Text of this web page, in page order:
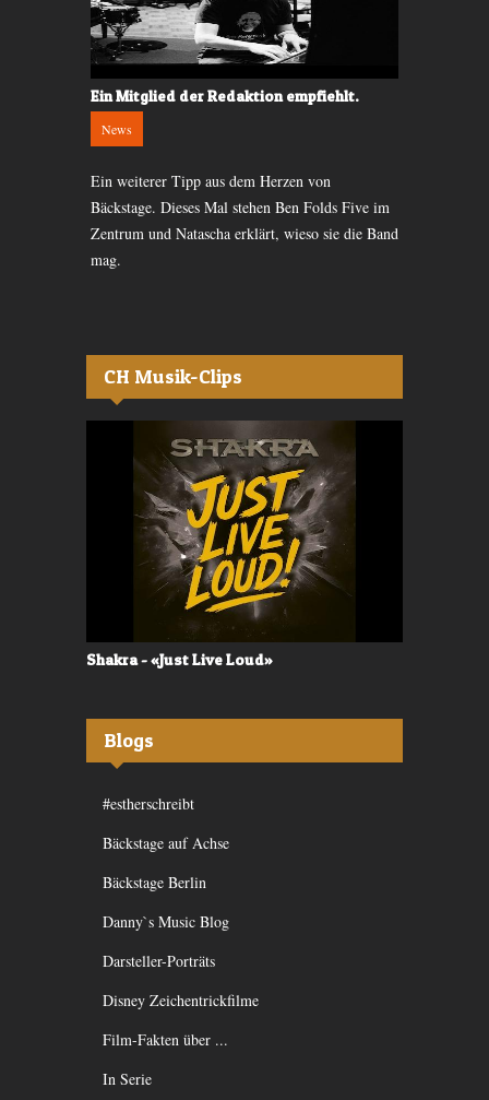
Ein Mitglied der Redaktion empfiehlt.
News
Ein weiterer Tipp aus dem Herzen von
Bäckstage. Dieses Mal stehen Ben Folds Five im
Zentrum und Natascha erklärt, wieso sie die Band
mag.
CH Musik-Clips
Shakra - «Just Live Loud»
Blogs
#estherschreibt
Bäckstage auf Achse
Bäckstage Berlin
Danny`s Music Blog
Darsteller-Porträts
Disney Zeichentrickfilme
Film-Fakten über ...
In Serie